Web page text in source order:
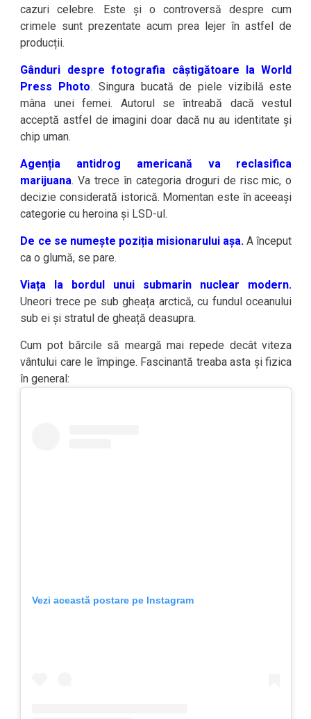
cazuri celebre. Este și o controversă despre cum
crimele sunt prezentate acum prea lejer în astfel de
producții.
Gânduri despre fotografia câștigătoare la World
Press Photo. Singura bucată de piele vizibilă este
mâna unei femei. Autorul se întreabă dacă vestul
acceptă astfel de imagini doar dacă nu au identitate și
chip uman.
Agenția antidrog americană va reclasifica
marijuana. Va trece în categoria droguri de risc mic, o
decizie considerată istorică. Momentan este în aceeași
categorie cu heroina și LSD-ul.
De ce se numește poziția misionarului așa. A început
ca o glumă, se pare.
Viața la bordul unui submarin nuclear modern.
Uneori trece pe sub gheața arctică, cu fundul oceanului
sub ei și stratul de gheață deasupra.
Cum pot bărcile să meargă mai repede decât viteza
vântului care le împinge. Fascinantă treaba asta și fizica
în general:
Vezi această postare pe Instagram